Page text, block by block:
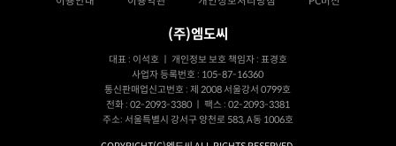
(주)엠도씨
대표 : 이석호 ㅣ 개인정보 보호 책임자 : 표경호
사업자 등록번호 : 105-87-16360
통신판매업신고번호 : 제 2008 서울강서 0799호
전화 : 02-2093-3380 ㅣ 팩스 : 02-2093-3381
주소: 서울특별시 강서구 양천로 583, A동 1006호